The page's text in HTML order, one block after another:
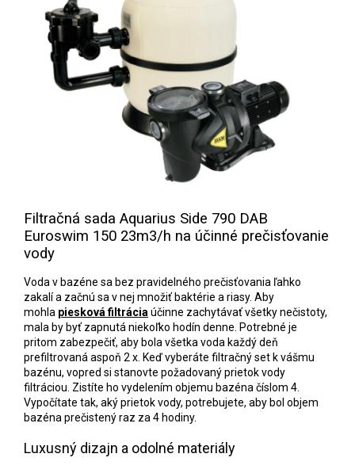
Filtračná sada Aquarius Side 790 DAB
Euroswim 150 23m3/h na účinné prečisťovanie
vody
Voda v bazéne sa bez pravidelného prečisťovania ľahko
zakalí a začnú sa v nej množiť baktérie a riasy. Aby
mohla piesková filtrácia účinne zachytávať všetky nečistoty,
mala by byť zapnutá niekoľko hodín denne. Potrebné je
pritom zabezpečiť, aby bola všetka voda každý deň
prefiltrovaná aspoň 2 x. Keď vyberáte filtračný set k vášmu
bazénu, vopred si stanovte požadovaný prietok vody
filtráciou. Zistíte ho vydelením objemu bazéna číslom 4.
Vypočítate tak, aký prietok vody, potrebujete, aby bol objem
bazéna prečistený raz za 4 hodiny.
Luxusný dizajn a odolné materiály